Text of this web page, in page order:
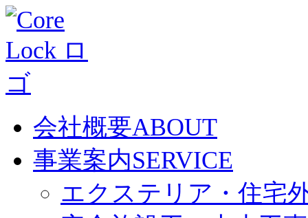
会社概要ABOUT
事業案内SERVICE
エクステリア・住宅